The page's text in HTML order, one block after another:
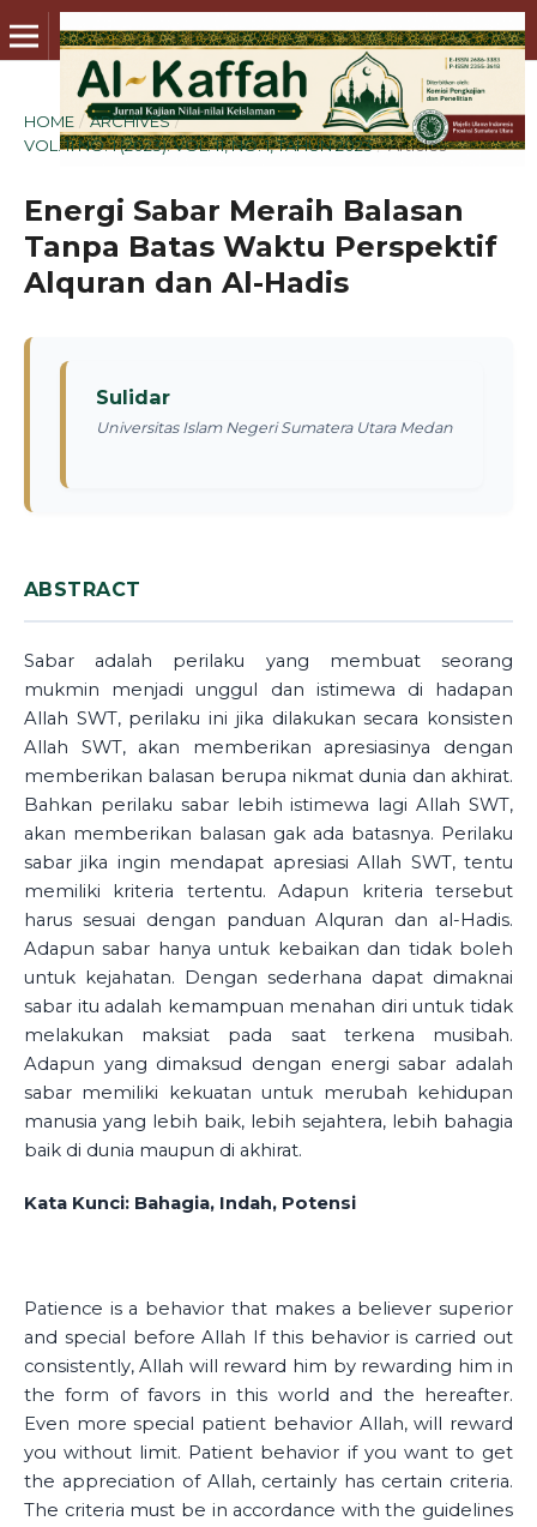
HOME / ARCHIVES /
VOL. 11 NO. 1 (2023): VOL. 11, NO. 1, TAHUN 2023 / Articles
Energi Sabar Meraih Balasan
Tanpa Batas Waktu Perspektif
Alquran dan Al-Hadis
Sulidar
Universitas Islam Negeri Sumatera Utara Medan
ABSTRACT
Sabar adalah perilaku yang membuat seorang
mukmin menjadi unggul dan istimewa di hadapan
Allah SWT, perilaku ini jika dilakukan secara konsisten
Allah SWT, akan memberikan apresiasinya dengan
memberikan balasan berupa nikmat dunia dan akhirat.
Bahkan perilaku sabar lebih istimewa lagi Allah SWT,
akan memberikan balasan gak ada batasnya. Perilaku
sabar jika ingin mendapat apresiasi Allah SWT, tentu
memiliki kriteria tertentu. Adapun kriteria tersebut
harus sesuai dengan panduan Alquran dan al-Hadis.
Adapun sabar hanya untuk kebaikan dan tidak boleh
untuk kejahatan. Dengan sederhana dapat dimaknai
sabar itu adalah kemampuan menahan diri untuk tidak
melakukan maksiat pada saat terkena musibah.
Adapun yang dimaksud dengan energi sabar adalah
sabar memiliki kekuatan untuk merubah kehidupan
manusia yang lebih baik, lebih sejahtera, lebih bahagia
baik di dunia maupun di akhirat.
Kata Kunci: Bahagia, Indah, Potensi
Patience is a behavior that makes a believer superior
and special before Allah If this behavior is carried out
consistently, Allah will reward him by rewarding him in
the form of favors in this world and the hereafter.
Even more special patient behavior Allah, will reward
you without limit. Patient behavior if you want to get
the appreciation of Allah, certainly has certain criteria.
The criteria must be in accordance with the guidelines